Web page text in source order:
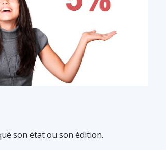
son état ou son édition.